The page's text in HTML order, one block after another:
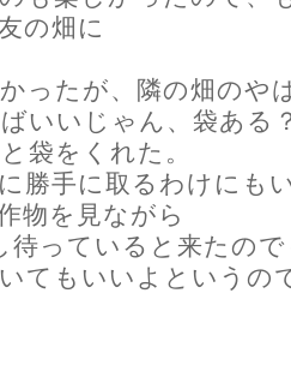
の畑に
ったが、隣の畑のや
ばいいじゃん、袋あ
袋をくれた。
勝手に取るわけにも
物を見ながら
待っていると来たの
てもいいよというの